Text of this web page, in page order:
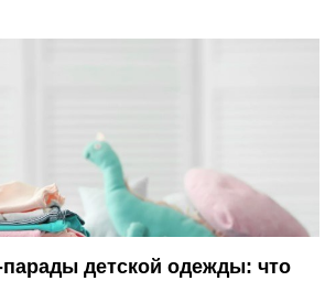
детской одежды: что